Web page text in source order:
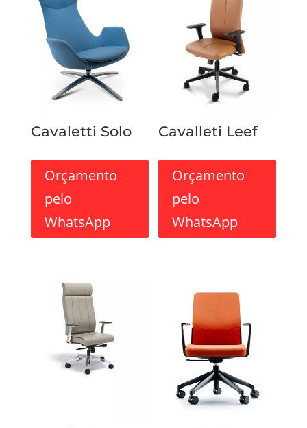
Cavaletti Solo
Orçamento
pelo
WhatsApp
Cavalleti Leef
Orçamento
pelo
WhatsApp